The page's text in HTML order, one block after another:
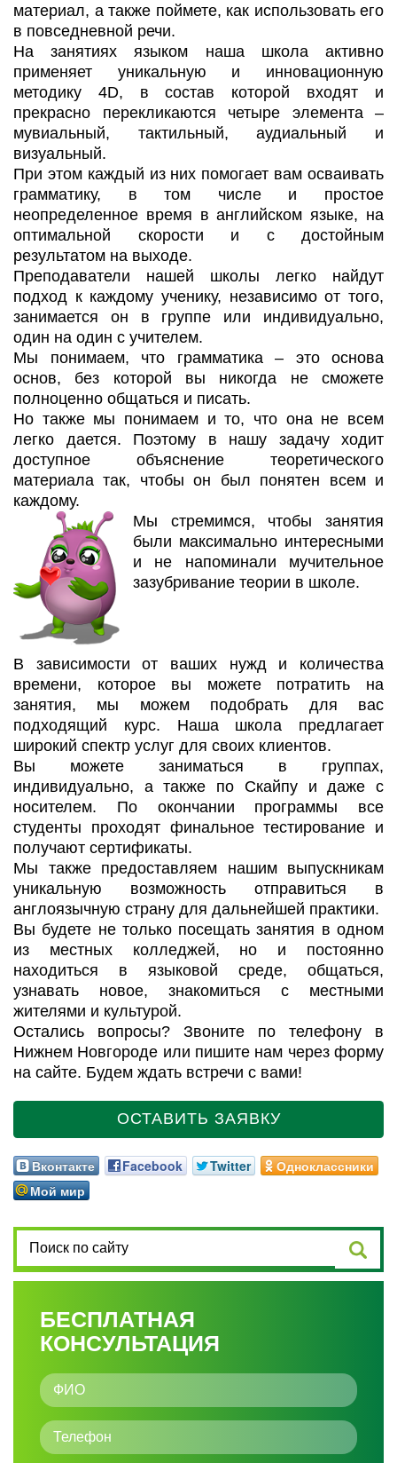
материал, а также поймете, как использовать его
в повседневной речи.
На занятиях языком наша школа активно
применяет уникальную и инновационную
методику 4D, в состав которой входят и
прекрасно перекликаются четыре элемента –
мувиальный, тактильный, аудиальный и
визуальный.
При этом каждый из них помогает вам осваивать
грамматику, в том числе и простое
неопределенное время в английском языке, на
оптимальной скорости и с достойным
результатом на выходе.
Преподаватели нашей школы легко найдут
подход к каждому ученику, независимо от того,
занимается он в группе или индивидуально,
один на один с учителем.
Мы понимаем, что грамматика – это основа
основ, без которой вы никогда не сможете
полноценно общаться и писать.
Но также мы понимаем и то, что она не всем
легко дается. Поэтому в нашу задачу ходит
доступное объяснение теоретического
материала так, чтобы он был понятен всем и
каждому.
Мы стремимся, чтобы занятия
были максимально интересными
и не напоминали мучительное
зазубривание теории в школе.
В зависимости от ваших нужд и количества
времени, которое вы можете потратить на
занятия, мы можем подобрать для вас
подходящий курс. Наша школа предлагает
широкий спектр услуг для своих клиентов.
Вы можете заниматься в группах,
индивидуально, а также по Скайпу и даже с
носителем. По окончании программы все
студенты проходят финальное тестирование и
получают сертификаты.
Мы также предоставляем нашим выпускникам
уникальную возможность отправиться в
англоязычную страну для дальнейшей практики.
Вы будете не только посещать занятия в одном
из местных колледжей, но и постоянно
находиться в языковой среде, общаться,
узнавать новое, знакомиться с местными
жителями и культурой.
Остались вопросы? Звоните по телефону в
Нижнем Новгороде или пишите нам через форму
на сайте. Будем ждать встречи с вами!
ОСТАВИТЬ ЗАЯВКУ
Вконтакте Facebook Twitter
Одноклассники
Мой мир
БЕСПЛАТНАЯ
КОНСУЛЬТАЦИЯ